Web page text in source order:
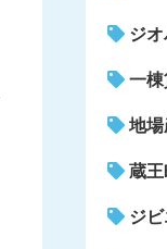
ジオ
一棟
地
蔵
ジ